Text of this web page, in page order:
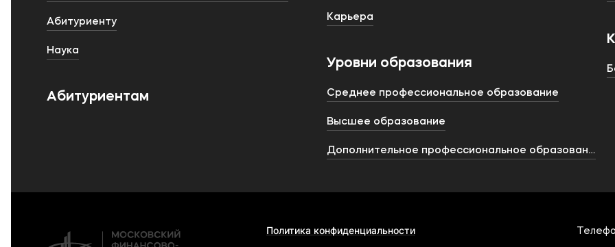
Абитуриенту
Наука
Абитуриентам
Карьера
Уровни образования
Среднее профессиональное образование
Высшее образование
Дополнительное профессиональное образование
Политика конфиденциальности